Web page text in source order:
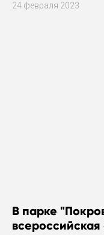
24 февраля 2023
В парке